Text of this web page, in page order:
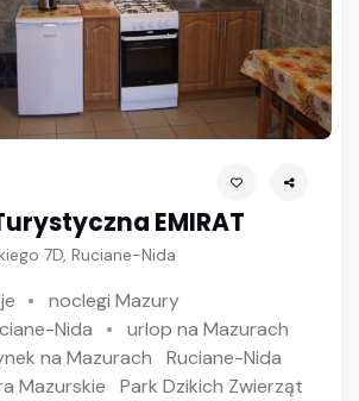
EMIRAT
7D, Ruciane-Nida
noclegi Mazury
Nida
urlop na Mazurach
na Mazurach
Ruciane-Nida
Mazurskie
Park Dzikich Zwierząt